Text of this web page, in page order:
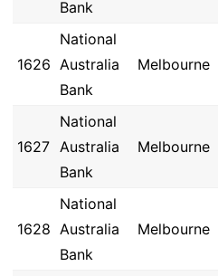
Bank
1626
National
Australia
Bank
Melbourne
1627
National
Australia
Bank
Melbourne
1628
National
Australia
Bank
Melbourne